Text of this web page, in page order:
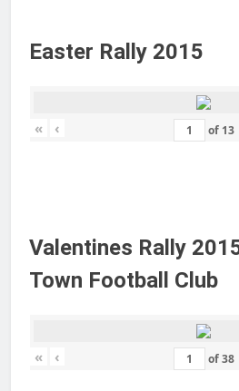
Easter Rally 2015
« ‹ of 13
Valentines Rally
Town Football Club
« ‹ of38